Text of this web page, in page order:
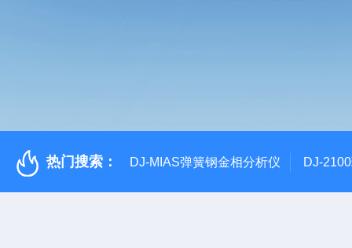
热门搜索： DJ-MIAS弹簧钢金相分析仪 DJ-